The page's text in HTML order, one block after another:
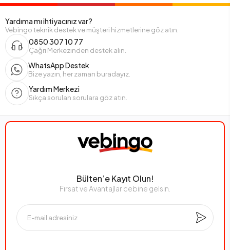
Yardıma mı ihtiyacınız var?
Vebingo teknik destek ve müşteri hizmetlerine göz atın.
0850 307 10 77
Çağrı Merkezinden destek alın.
WhatsApp Destek
Bize yazın, her zaman buradayız.
Yardım Merkezi
Sıkça sorulan sorulara göz atın.
Bülten’e Kayıt Olun!
Fırsat ve Avantajlar cebine gelsin.